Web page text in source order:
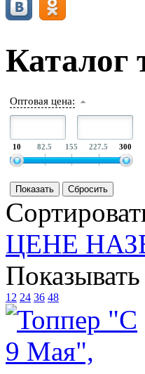
Каталог
Оптовая цена:
10 82.5 155 227.5 300
ЦЕНЕ
12 24 36 48